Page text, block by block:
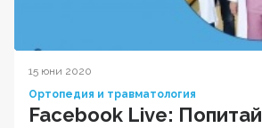
15 юни 2020
Ортопедия и травматология
Facebook Live: Попитай